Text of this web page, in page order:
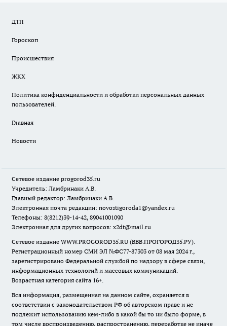
ДТП
Гороскоп
Происшествия
ЖКХ
Политика конфиденциальности и обработки персональных данных
пользователей.
Главная
Новости
Сетевое издание progorod35.ru
Учредитель: Ламбринаки А.В.
Главный редактор: Ламбринаки А.В.
Электронная почта редакции: novostigoroda1@yandex.ru
Телефоны: 8(8212)39-14-42, 89041001090
Электронная для других вопросов: x2dt@mail.ru
Сетевое издание WWW.PROGOROD35.RU (ВВВ.ПРОГОРОД35.РУ).
Регистрационный номер СМИ ЭЛ №ФС77-87303 от 08 мая 2024 г.,
зарегистрировано Федеральной службой по надзору в сфере связи,
информационных технологий и массовых коммуникаций.
Возрастная категория сайта 16+.
Вся информация, размещенная на данном сайте, охраняется в
соответствии с законодательством РФ об авторском праве и не
подлежит использованию кем-либо в какой бы то ни было форме, в
том числе воспроизведению, распространению, переработке не иначе